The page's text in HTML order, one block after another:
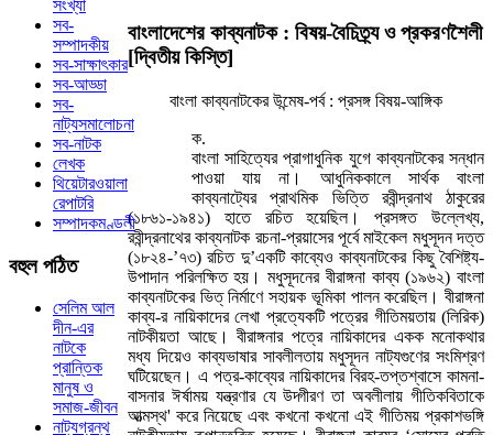
বাংলাদেশের কাব্যনাটক : বিষয়-বৈচিত্র্য ও প্রকরণশৈলী
[দ্বিতীয় কিস্তি]
বাংলা কাব্যনাটকের উন্মেষ-পর্ব : প্রসঙ্গ বিষয়-আঙ্গিক
ক.
বাংলা সাহিত্যের প্রাগাধুনিক যুগে কাব্যনাটকের সন্ধান
পাওয়া যায় না। আধুনিককালে সার্থক বাংলা
কাব্যনাট্যের প্রাথমিক ভিত্তি রবীন্দ্রনাথ ঠাকুরের
(১৮৬১-১৯৪১) হাতে রচিত হয়েছিল। প্রসঙ্গত উল্লেখ্য,
রবীন্দ্রনাথের কাব্যনাটক রচনা-প্রয়াসের পূর্বে মাইকেল মধুসূদন দত্ত
(১৮২৪-’৭৩) রচিত দু’একটি কাব্যেও কাব্যনাটকের কিছু বৈশিষ্ট্য-
উপাদান পরিলক্ষিত হয়। মধুসূদনের বীরাঙ্গনা কাব্য (১৯৬২) বাংলা
কাব্যনাটকের ভিত্ নির্মাণে সহায়ক ভূমিকা পালন করেছিল। বীরাঙ্গনা
কাব্য-র নায়িকাদের লেখা প্রত্যেকটি পত্রের গীতিময়তায় (লিরিক)
নাটকীয়তা আছে। বীরাঙ্গনার পত্রে নায়িকাদের একক মনোকথার
মধ্য দিয়েও কাব্যভাষার সাবলীলতায় মধুসূদন নাট্যগুণের সংমিশ্রণ
ঘটিয়েছেন। এ পত্র-কাব্যের নায়িকাদের বিরহ-তপ্তশ্বাসে কামনা-
বাসনার ঈর্ষাময় যন্ত্রণার যে উদ্গীরণ তা অবলীলায় গীতিকবিতাকে
আত্মস্থ' করে নিয়েছে এবং কখনো কখনো এই গীতিময় প্রকাশভঙ্গি
সংখ্যা
সব-
সম্পাদকীয়
সব-সাক্ষাৎকার
সব-আড্ডা
সব-
নাট্যসমালোচনা
সব-নাটক
লেখক
থিয়েটারওয়ালা
রেপাটরি
সম্পাদকমণ্ডলী
বহুলপঠিত
সেলিম আল
দীন-এর
নাটকে
প্রান্তিক
মানুষ ও
সমাজ-জীবন
নাট্যগ্রন্থ